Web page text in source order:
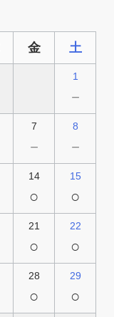
金 土
1
－
7
－
8
－
14
○
15
○
21
○
22
○
28
○
29
○